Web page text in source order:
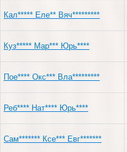
Кал***** Еле** Вяч*********
Куз***** Мар*** Юрь****
Пое**** Окс*** Вла*********
Реб**** Нат**** Юрь****
Сам******* Ксе*** Евг*******